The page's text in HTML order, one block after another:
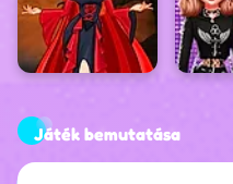
Játék bemutatása